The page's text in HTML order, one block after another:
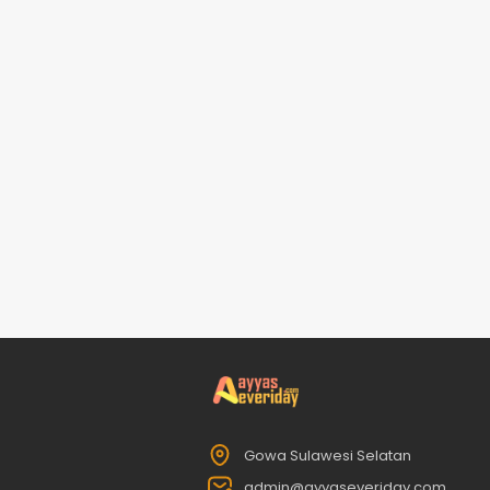
Gowa Sulawesi Selatan